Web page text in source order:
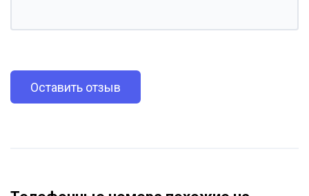
Оставить отзыв